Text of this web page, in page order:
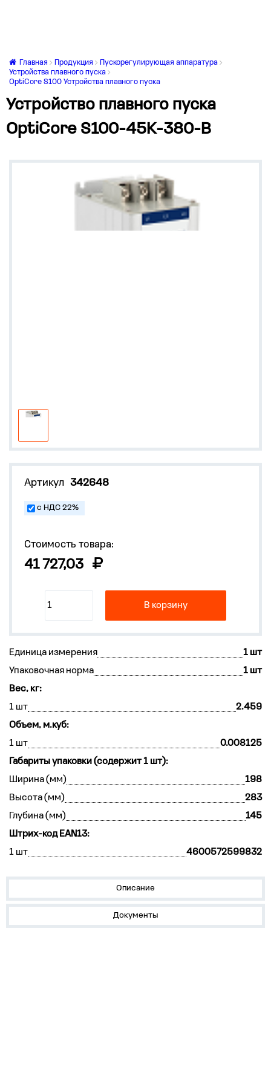
Главная Продукция
Пускорегулирующая аппаратура
Устройства плавного пуска
OptiCore S100 Устройства плавного пуска
Устройство плавного пуска
OptiCore S100-45K-380-B
Артикул 342648
с НДС 22%
Стоимость товара:
41 727,03
В корзину
Единица измерения
1 шт
Упаковочная норма
1 шт
Вес, кг:
1 шт
2.459
Объем, м.куб:
1 шт
0.008125
Габариты упаковки (содержит 1 шт):
Ширина (мм)
198
Высота (мм)
283
Глубина (мм)
145
Штрих-код EAN13:
1 шт
4600572599832
Описание
Документы